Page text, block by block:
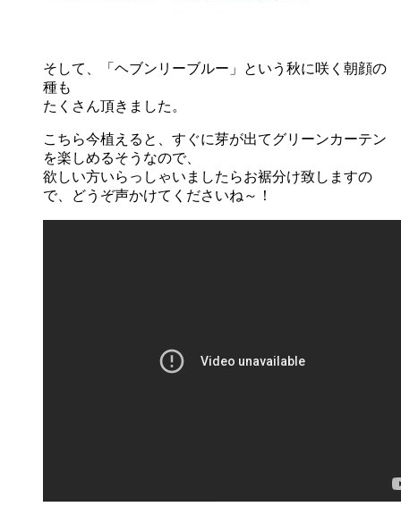
そして、「ヘブンリーブルー」という秋に咲く朝顔の
種も
たくさん頂きました。
こちら今植えると、すぐに芽が出てグリーンカーテン
を楽しめるそうなので、
欲しい方いらっしゃいましたらお裾分け致しますの
で、どうぞ声かけてくださいね～！